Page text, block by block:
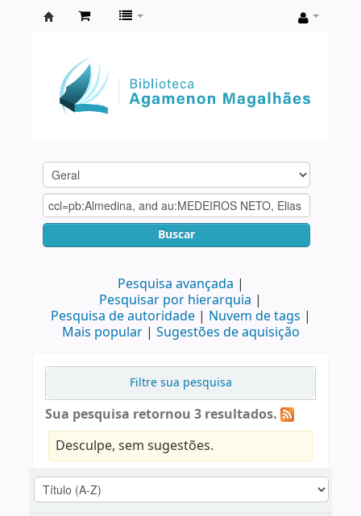
Agamenon
Magalhães
Buscar
Pesquisa avançada
Pesquisar por hierarquia
Pesquisa de autoridade
Nuvem de tags
Mais popular
Sugestões de aquisição
Filtre sua pesquisa
Sua pesquisa retornou 3 resultados.
Desculpe, sem sugestões.